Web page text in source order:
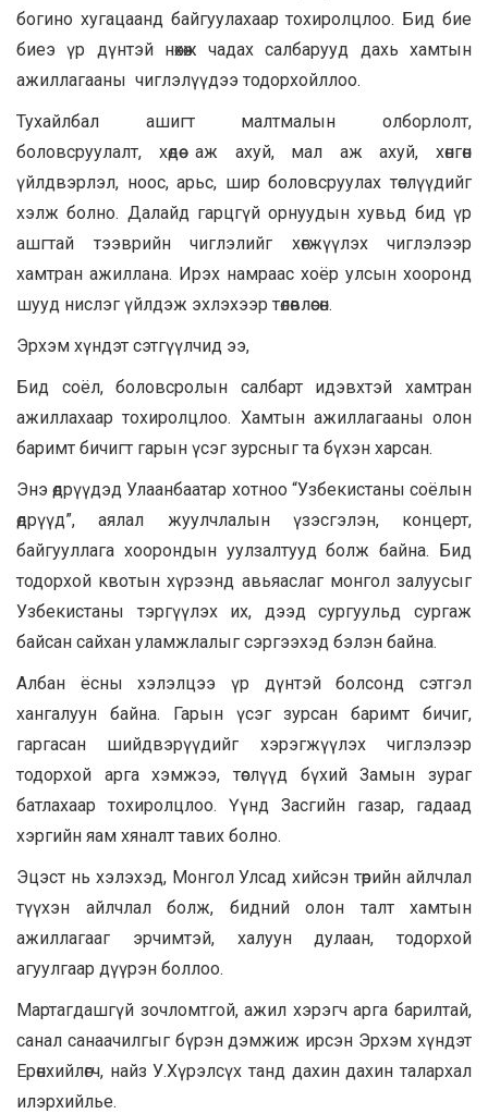
богино хугацаанд байгуулахаар тохиролцлоо. Бид бие
биеэ үр дүнтэй нөхөж чадах салбарууд дахь хамтын
ажиллагааны чиглэлүүдээ тодорхойллоо.
Тухайлбал ашигт малтмалын олборлолт,
боловсруулалт, хөдөө аж ахуй, мал аж ахуй, хөнгөн
үйлдвэрлэл, ноос, арьс, шир боловсруулах төслүүдийг
хэлж болно. Далайд гарцгүй орнуудын хувьд бид үр
ашгтай тээврийн чиглэлийг хөгжүүлэх чиглэлээр
хамтран ажиллана. Ирэх намраас хоёр улсын хооронд
шууд нислэг үйлдэж эхлэхээр төлөвлөсөн.
Эрхэм хүндэт сэтгүүлчид ээ,
Бид соёл, боловсролын салбарт идэвхтэй хамтран
ажиллахаар тохиролцлоо. Хамтын ажиллагааны олон
баримт бичигт гарын үсэг зурсныг та бүхэн харсан.
Энэ өдрүүдэд Улаанбаатар хотноо “Узбекистаны соёлын
өдрүүд”, аялал жуулчлалын үзэсгэлэн, концерт,
байгууллага хоорондын уулзалтууд болж байна. Бид
тодорхой квотын хүрээнд авьяаслаг монгол залуусыг
Узбекистаны тэргүүлэх их, дээд сургуульд сургаж
байсан сайхан уламжлалыг сэргээхэд бэлэн байна.
Албан ёсны хэлэлцээ үр дүнтэй болсонд сэтгэл
хангалуун байна. Гарын үсэг зурсан баримт бичиг,
гаргасан шийдвэрүүдийг хэрэгжүүлэх чиглэлээр
тодорхой арга хэмжээ, төслүүд бүхий Замын зураг
батлахаар тохиролцлоо. Үүнд Засгийн газар, гадаад
хэргийн яам хяналт тавих болно.
Эцэст нь хэлэхэд, Монгол Улсад хийсэн төрийн айлчлал
түүхэн айлчлал болж, бидний олон талт хамтын
ажиллагааг эрчимтэй, халуун дулаан, тодорхой
агуулгаар дүүрэн боллоо.
Мартагдашгүй зочломтгой, ажил хэрэгч арга барилтай,
санал санаачилгыг бүрэн дэмжиж ирсэн Эрхэм хүндэт
Ерөнхийлөгч, найз У.Хүрэлсүх танд дахин дахин талархал
илэрхийлье.